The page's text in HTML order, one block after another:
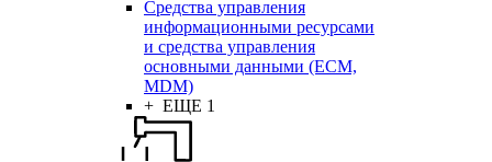
Средства управления
информационными ресурсами
и средства управления
основными данными (ECM,
MDM)
+ ЕЩЕ 1